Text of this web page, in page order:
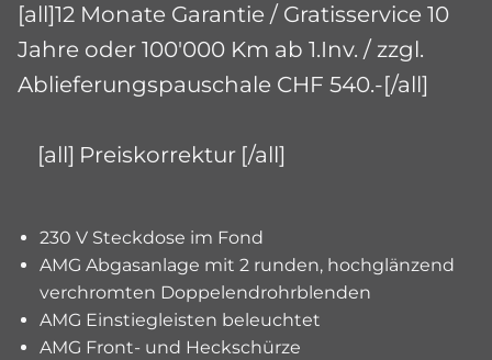
[all]12 Monate Garantie / Gratisservice 10
Jahre oder 100'000 Km ab 1.Inv. / zzgl.
Ablieferungspauschale CHF 540.-[/all]
[all] Preiskorrektur [/all]
230 V Steckdose im Fond
AMG Abgasanlage mit 2 runden, hochglänzend
verchromten Doppelendrohrblenden
AMG Einstiegleisten beleuchtet
AMG Front- und Heckschürze